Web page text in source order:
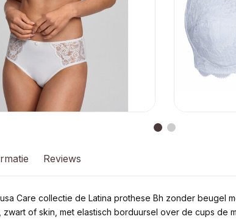
Reviews
Care collectie de Latina prothese Bh zonder beugel
zwart of skin, met elastisch borduursel over de cups de